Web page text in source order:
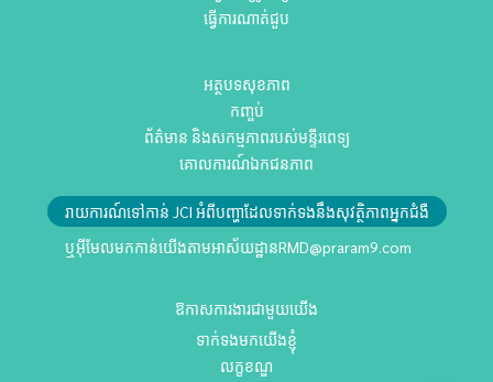
ធ្វើការណាត់ជួប
អត្ថបទសុខភាព
កញ្ចប់
ព័ត៌មាន និងសកម្មភាពរបស់មន្ទីរពេទ្យ
គោលការណ៍ឯកជនភាព
រាយការណ៍ទៅកាន់ JCI អំពីបញ្ហាដែលទាក់ទងនឹងសុវត្ថិភាពអ្នកជំងឺ
ឬអ៊ីមែលមកកាន់យើងតាមអាស័យដ្ឋានRMD@praram9.com
ឱកាសការងារជាមួយយើង
ទាក់ទងមកយើងខ្ញុំ
លក្ខខណ្ឌ